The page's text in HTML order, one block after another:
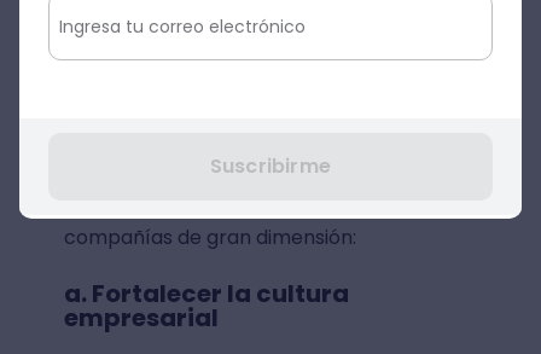
calidad y la toma de decisiones
asociada.
empleadas para maximizar la regulación
de toda amonestación laboral en las
compañías de gran dimensión:
a. Fortalecer la cultura
empresarial
Suscribirme